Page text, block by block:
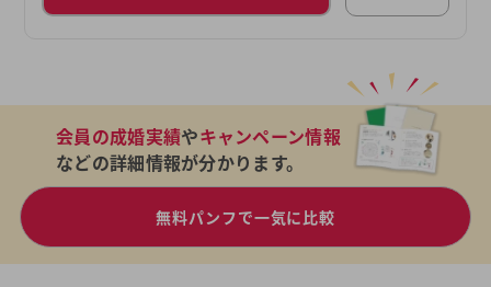
会員の成婚実績やキャンペーン情報
などの詳細情報が分かります。
無料パンフで一気に比較